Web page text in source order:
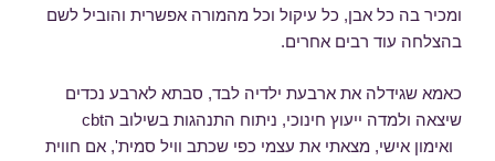
ומכיר בה כל אבן, כל עיקול וכל מהמורה אפשרית והוביל לשם
בהצלחה עוד רבים אחרים.
כאמא שגידלה את ארבעת ילדיה לבד, סבתא לארבע נכדים
שיצאה ולמדה ייעוץ חינוכי, ניתוח התנהגות בשילוב הcbt
ואימון אישי, מצאתי את עצמי כפי שכתב וויל סמית', אם חווית